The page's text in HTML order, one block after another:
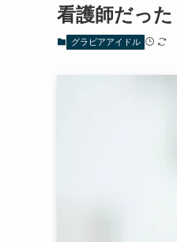
看護師だった
グラビアアイドル